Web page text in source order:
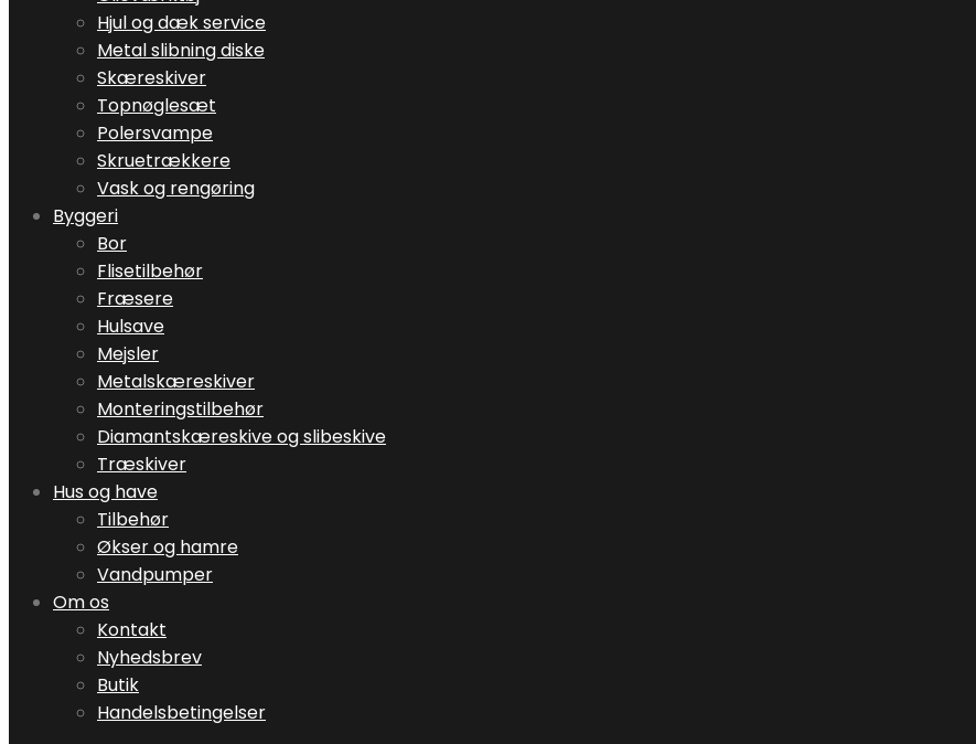
Hjul og dæk service
Metal slibning diske
Skæreskiver
Topnøglesæt
Polersvampe
Skruetrækkere
Vask og rengøring
Byggeri
Bor
Flisetilbehør
Fræsere
Hulsave
Mejsler
Metalskæreskiver
Monteringstilbehør
Diamantskæreskive og slibeskive
Træskiver
Hus og have
Tilbehør
Økser og hamre
Vandpumper
Om os
Kontakt
Nyhedsbrev
Butik
Handelsbetingelser